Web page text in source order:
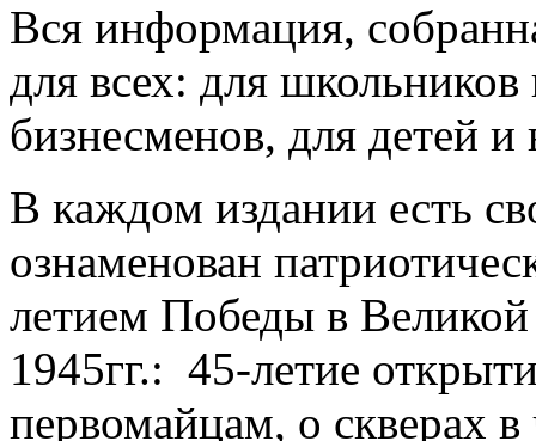
Вся информация,
для всех: для
бизнесменов, для детей и
В каждом издании есть
ознаменован
летием Победы в
1945гг.: 45-летие
первомайцам, о скверах